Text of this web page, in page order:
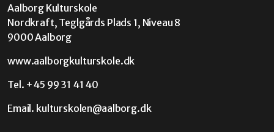
Aalborg Kulturskole
Nordkraft, Teglgårds Plads 1, Niveau 8
9000 Aalborg
www.aalborgkulturskole.dk
Tel. +45 99 31 41 40
Email. kulturskolen@aalborg.dk